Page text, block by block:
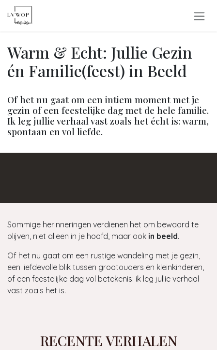
Overslaan naar inhoud
Warm & Echt: Jullie Gezin
én Familie(feest) in Beeld
Of het nu gaat om een intiem moment met je
gezin of een feestelijke dag met de hele familie.
Ik leg jullie verhaal vast zoals het écht is: warm,
spontaan en vol liefde.
Sommige herinneringen verdienen het om bewaard te
blijven, niet alleen in je hoofd, maar ook in beeld.
Of het nu gaat om een rustige wandeling met je gezin,
een liefdevolle blik tussen grootouders en kleinkinderen,
of een feestelijke dag vol betekenis: ik leg jullie verhaal
vast zoals het is.
RECENTE VERHALEN